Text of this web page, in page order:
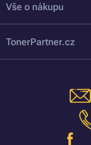
Vše o nákupu
TonerPartner.cz